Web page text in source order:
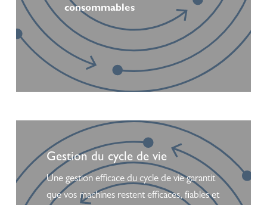
consommables
Gestion du cycle de vie
Une gestion efficace du cycle de vie garantit
que vos machines restent efficaces, fiables et